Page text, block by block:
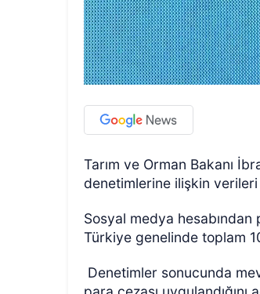
Tarım ve Orman Bakanı
denetimlerine ilişkin verileri
Sosyal medya hesabından
Türkiye genelinde toplam
Denetimler sonucunda